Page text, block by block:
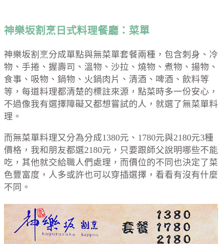
神樂坂割烹日式料理餐廳：菜單
神樂坂割烹分成單點與無菜單套餐兩種，包含刺身、冷
物、手捲、握壽司、溫物、沙拉、燒物、煮物、揚物、
食事、吸物、鍋物、火鍋肉片、清酒、啤酒、飲料等
等，每道料理都清楚的標註來源，點菜時多一份安心，
不過像我有選擇障礙又都想嘗試的人，就選了無菜單料
理。
而無菜單料理又分為分成1380元、1780元與2180元3種
價格，我和朋友都選2180元，只要跟師父說明哪些不能
吃，其他就交給職人們處理，而價位的不同也決定了菜
色豐富度，人多或許也可以穿插選擇，看看有沒有什麼
不同。